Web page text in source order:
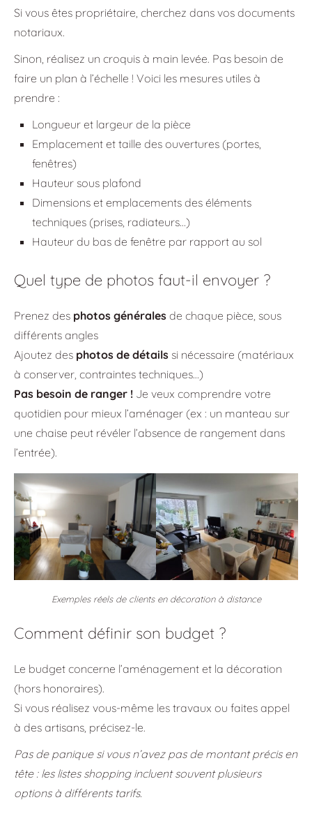
Si vous êtes propriétaire, cherchez dans vos documents
notariaux.
Sinon, réalisez un croquis à main levée. Pas besoin de
faire un plan à l’échelle ! Voici les mesures utiles à
prendre :
Longueur et largeur de la pièce
Emplacement et taille des ouvertures (portes,
fenêtres)
Hauteur sous plafond
Dimensions et emplacements des éléments
techniques (prises, radiateurs…)
Hauteur du bas de fenêtre par rapport au sol
Quel type de photos faut-il envoyer ?
Prenez des photos générales de chaque pièce, sous
différents angles
Ajoutez des photos de détails si nécessaire (matériaux
à conserver, contraintes techniques…)
Pas besoin de ranger ! Je veux comprendre votre
quotidien pour mieux l’aménager (ex : un manteau sur
une chaise peut révéler l’absence de rangement dans
l’entrée).
Exemples réels de clients en décoration à distance
Comment définir son budget ?
Le budget concerne l’aménagement et la décoration
(hors honoraires).
Si vous réalisez vous-même les travaux ou faites appel
à des artisans, précisez-le.
Pas de panique si vous n’avez pas de montant précis en
tête : les listes shopping incluent souvent plusieurs
options à différents tarifs.